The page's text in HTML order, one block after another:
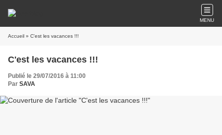
MENU
Accueil » C'est les vacances !!!
C'est les vacances !!!
Publié le 29/07/2016 à 11:00
Par SAVA